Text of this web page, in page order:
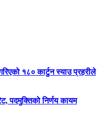
१८० कार्टुन स्याउ प्रहरीले
पदमुक्तिको निर्णय कायम